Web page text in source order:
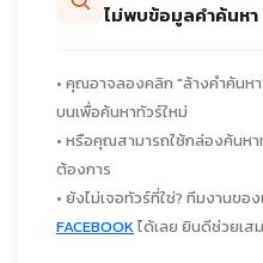
search
ไม่พบข้อมูลคำค้นหา
• คุณอาจลองคลิก "ล้างคำค้นห
บนเพื่อค้นหาทัวร์ใหม่
• หรือคุณสามารถใช้กล่องค้นห
ต้องการ
• ยังไม่เจอทัวร์ที่ใช่? ทีมงานขอ
FACEBOOKได้เลย ยินดีช่วยเส